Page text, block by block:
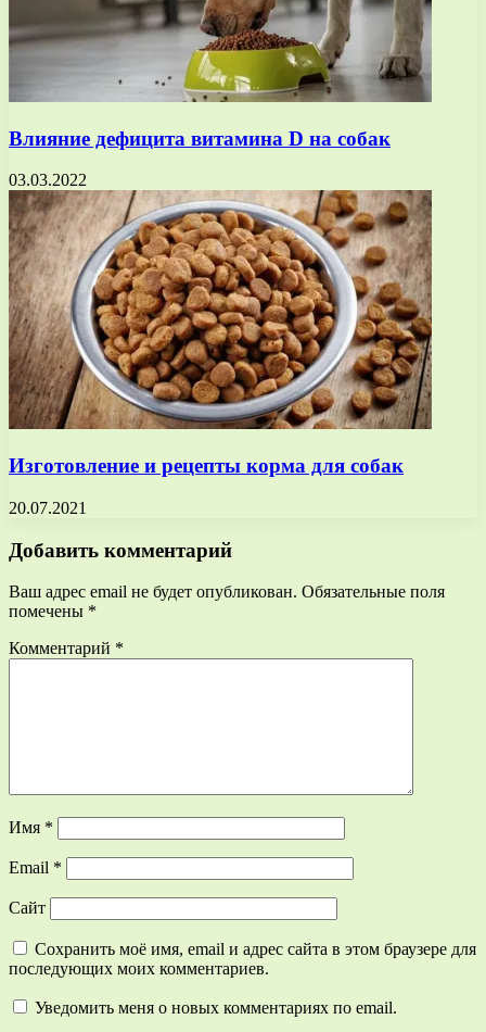
Влияние дефицита витамина D на собак
03.03.2022
Изготовление и рецепты корма для собак
20.07.2021
Добавить комментарий
Ваш адрес email не будет опубликован. Обязательные поля
помечены *
Комментарий *
Имя *
Email *
Сайт
Сохранить моё имя, email и адрес сайта в этом браузере для
последующих моих комментариев.
Уведомить меня о новых комментариях по email.